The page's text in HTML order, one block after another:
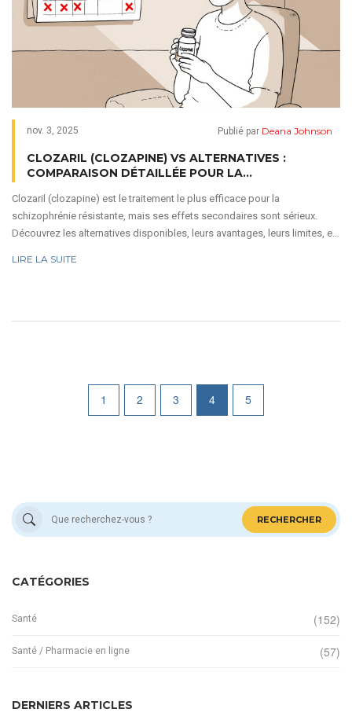
nov. 3, 2025 Publié par Deana Johnson
CLOZARIL (CLOZAPINE) VS ALTERNATIVES :
COMPARAISON DÉTAILLÉE POUR LA
Clozaril (clozapine) est le traitement le plus efficace pour la
schizophrénie résistante, mais ses effets secondaires sont sérieux.
Découvrez les alternatives disponibles, leurs avantages, leurs limites, et
LIRE LA SUITE
1 2 3 4 5
RECHERCHER
CATÉGORIES
Santé (152)
Santé / Pharmacie en ligne (57)
DERNIERS ARTICLES